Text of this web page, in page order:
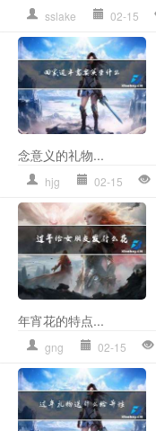
sslake 02-15
念意义的礼物...
hjg 02-15
年宵花的特点...
gng 02-15